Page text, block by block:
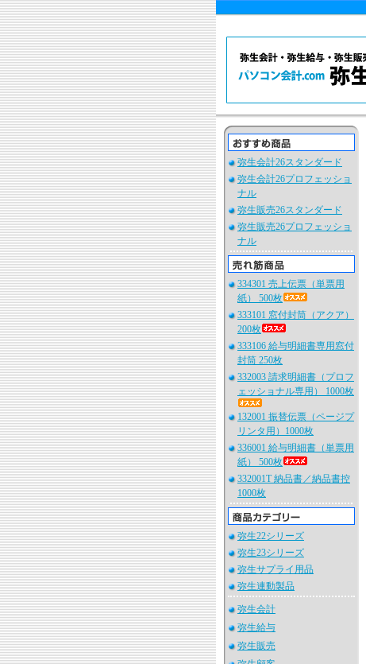
弥生会計26スタンダード
弥生会計26プロフェッショ
ナル
弥生販売26スタンダード
弥生販売26プロフェッショ
ナル
334301 売上伝票（単票用
紙） 500枚
333101 窓付封筒（アクア）
200枚
333106 給与明細書専用窓付
封筒 250枚
332003 請求明細書（プロフ
ェッショナル専用） 1000枚
132001 振替伝票（ページプ
リンタ用）1000枚
336001 給与明細書（単票用
紙） 500枚
332001T 納品書／納品書控
1000枚
弥生22シリーズ
弥生23シリーズ
弥生サプライ用品
弥生連動製品
弥生会計
弥生給与
弥生販売